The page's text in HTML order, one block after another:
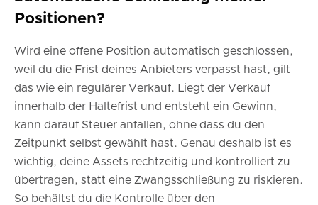
Positionen?
Wird eine offene Position automatisch geschlossen,
weil du die Frist deines Anbieters verpasst hast, gilt
das wie ein regulärer Verkauf. Liegt der Verkauf
innerhalb der Haltefrist und entsteht ein Gewinn,
kann darauf Steuer anfallen, ohne dass du den
Zeitpunkt selbst gewählt hast. Genau deshalb ist es
wichtig, deine Assets rechtzeitig und kontrolliert zu
übertragen, statt eine Zwangsschließung zu riskieren.
So behältst du die Kontrolle über den